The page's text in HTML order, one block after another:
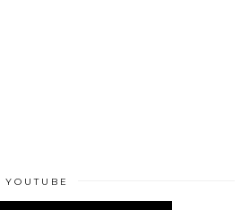
YOUTUBE